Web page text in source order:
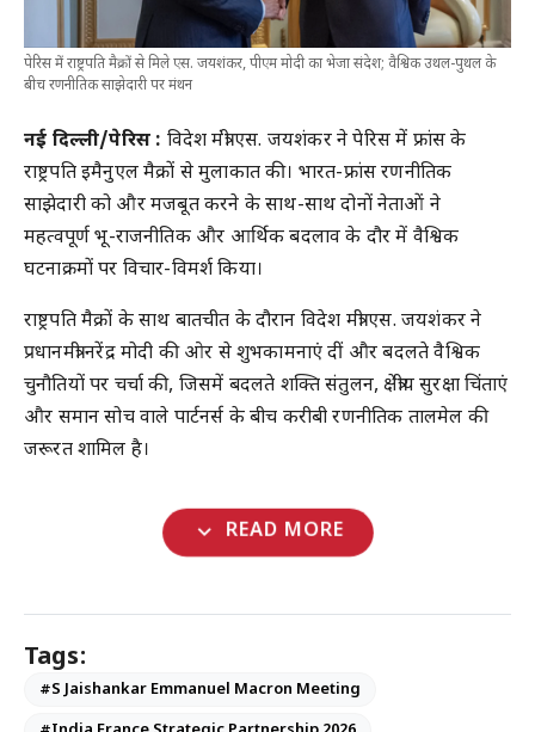
पेरिस में राष्ट्रपति मैक्रों से मिले एस. जयशंकर, पीएम मोदी का भेजा संदेश; वैश्विक उथल-पुथल के
बीच रणनीतिक साझेदारी पर मंथन
नई दिल्ली/पेरिस : विदेश मंत्री एस. जयशंकर ने पेरिस में फ्रांस के
राष्ट्रपति इमैनुएल मैक्रों से मुलाकात की। भारत-फ्रांस रणनीतिक
साझेदारी को और मजबूत करने के साथ-साथ दोनों नेताओं ने
महत्वपूर्ण भू-राजनीतिक और आर्थिक बदलाव के दौर में वैश्विक
घटनाक्रमों पर विचार-विमर्श किया।
राष्ट्रपति मैक्रों के साथ बातचीत के दौरान विदेश मंत्री एस. जयशंकर ने
प्रधानमंत्री नरेंद्र मोदी की ओर से शुभकामनाएं दीं और बदलते वैश्विक
चुनौतियों पर चर्चा की, जिसमें बदलते शक्ति संतुलन, क्षेत्रीय सुरक्षा चिंताएं
और समान सोच वाले पार्टनर्स के बीच करीबी रणनीतिक तालमेल की
जरूरत शामिल है।
expand_more READ MORE
Tags:
#S Jaishankar Emmanuel Macron Meeting